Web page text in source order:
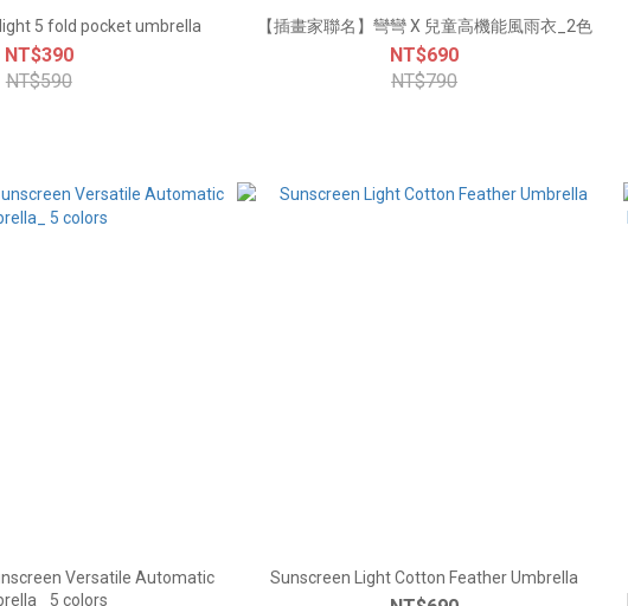
5 fold pocket umbrella
NT$390
NT$590
【插畫家聯名】彎彎 X 兒童高機能風雨衣_2色
NT$690
NT$790
Versatile Automatic
5 colors
Sunscreen Light Cotton Feather Umbrella